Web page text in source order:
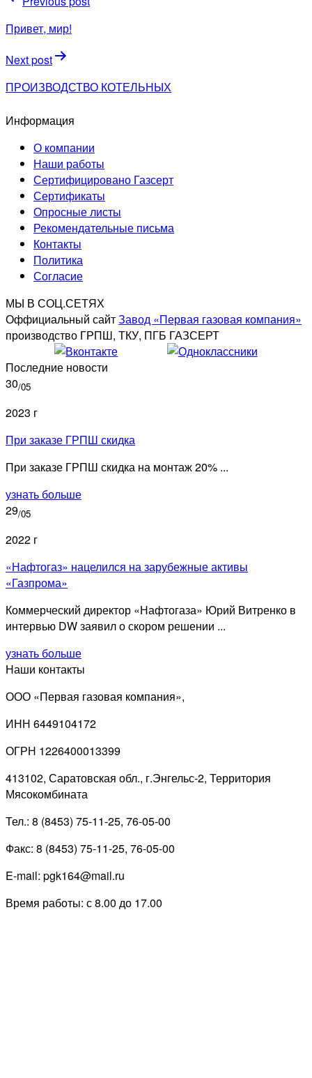
по
записям
Привет, мир!
Next post
ПРОИЗВОДСТВО КОТЕЛЬНЫХ
Информация
О компании
Наши работы
Сертифицировано Газсерт
Сертификаты
Опросные листы
Рекомендательные письма
Контакты
Политика
Согласие
МЫ В СОЦ.СЕТЯХ
Оффициальный сайтЗавод «Первая газовая компания»
производство ГРПШ, ТКУ, ПГБ ГАЗСЕРТ
Последние новости
30/05
2023 г
При заказе ГРПШ скидка
При заказе ГРПШ скидка на монтаж 20% ...
узнать больше
29/05
2022 г
«Нафтогаз» нацелился на зарубежные активы
«Газпрома»
Коммерческий директор «Нафтогаза» Юрий Витренко в
интервью DW заявил о скором решении ...
узнать больше
Наши контакты
ООО «Первая газовая компания»,
ИНН 6449104172
ОГРН 1226400013399
413102, Саратовская обл., г.Энгельс-2, Территория
Мясокомбината
Тел.: 8 (8453) 75-11-25, 76-05-00
Факс: 8 (8453) 75-11-25, 76-05-00
E-mail: pgk164@mail.ru
Время работы: с 8.00 до 17.00